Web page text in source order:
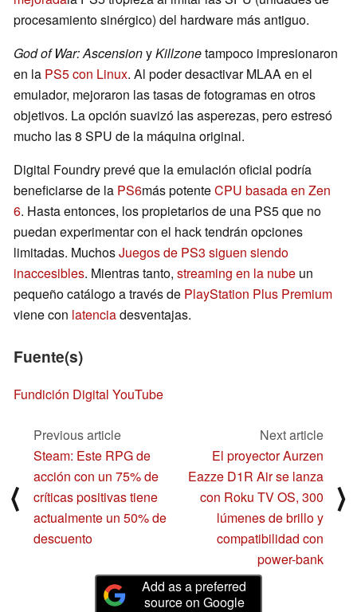
procesamiento sinérgico) del hardware más antiguo.
God of War: AscensionyKillzonetampoco impresionaron
en la PS5 con Linux. Al poder desactivar MLAA en el
emulador, mejoraron las tasas de fotogramas en otros
objetivos. La opción suavizó las asperezas, pero estresó
mucho las 8 SPU de la máquina original.
Digital Foundry prevé que la emulación oficial podría
beneficiarse de la PS6más potenteCPU basada en Zen
6. Hasta entonces, los propietarios de una PS5 que no
puedan experimentar con el hack tendrán opciones
limitadas. MuchosJuegos de PS3 siguen siendo
inaccesibles. Mientras tanto, streaming en la nube un
pequeño catálogo a través de PlayStation Plus Premium
viene con latenciadesventajas.
Fuente(s)
Fundición Digital YouTube
⟨
Previous article
Steam: Este RPG de
acción con un 75% de
críticas positivas tiene
actualmente un 50% de
descuento
Next article
El proyector Aurzen
Eazze D1R Air se lanza
con Roku TV OS, 300
lúmenes de brillo y
compatibilidad con
power-bank
⟩
Add as a preferred
source on Google